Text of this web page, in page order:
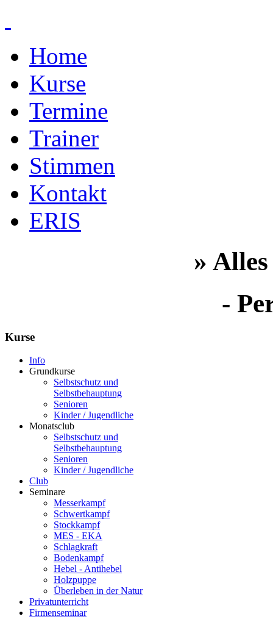
Home
Kurse
Termine
Trainer
Stimmen
Kontakt
ERIS
»
-
Kurse
Info
Grundkurse
Selbstschutz und
Selbstbehauptung
Senioren
Kinder / Jugendliche
Monatsclub
Selbstschutz und
Selbstbehauptung
Senioren
Kinder / Jugendliche
Club
Seminare
Messerkampf
Schwertkampf
Stockkampf
MES - EKA
Schlagkraft
Bodenkampf
Hebel - Antihebel
Holzpuppe
Überleben in der Natur
Privatunterricht
Firmenseminar